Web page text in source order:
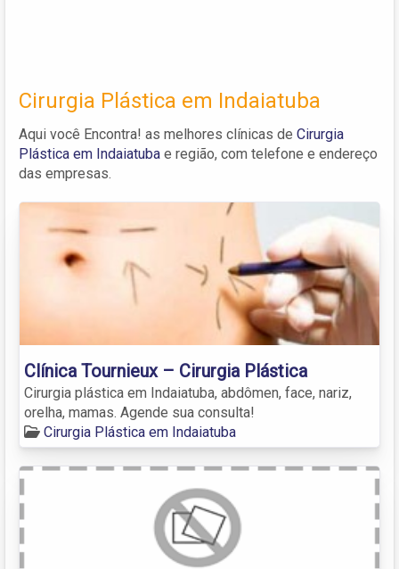
Cirurgia Plástica em Indaiatuba
Aqui você Encontra! as melhores clínicas de Cirurgia
Plástica em Indaiatuba e região, com telefone e endereço
das empresas.
Clínica Tournieux – Cirurgia Plástica
Cirurgia plástica em Indaiatuba, abdômen, face, nariz,
orelha, mamas. Agende sua consulta!
Cirurgia Plástica em Indaiatuba